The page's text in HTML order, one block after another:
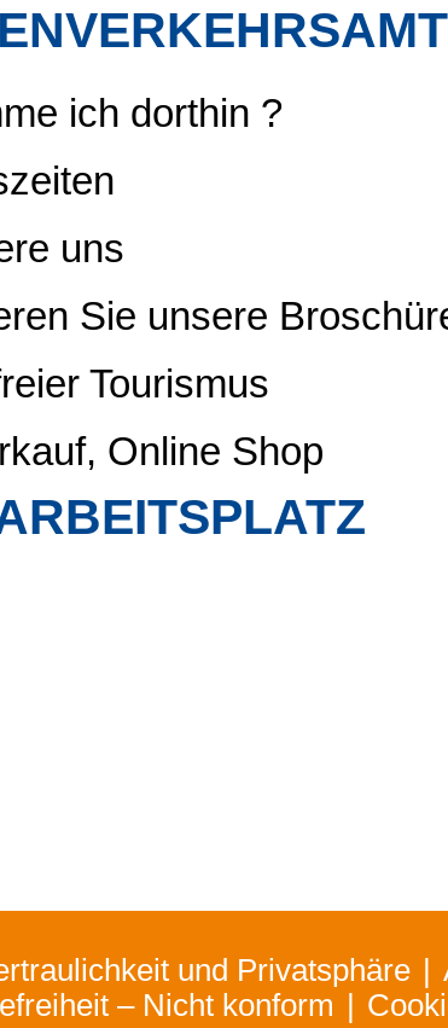
ich dorthin ?
uns
Sie unsere
Tourismus
Online Shop
und Privatsphäre
– Nicht konform